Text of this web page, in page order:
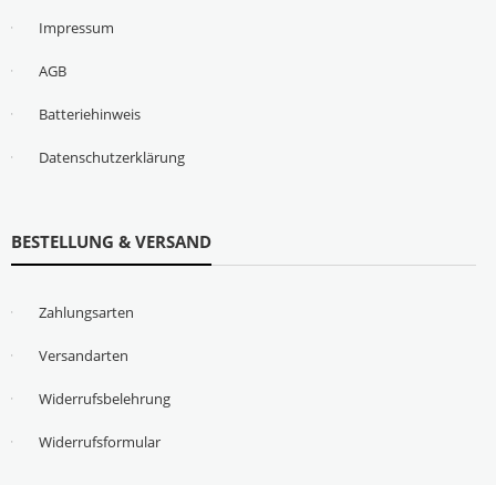
Impressum
AGB
Batteriehinweis
Datenschutzerklärung
BESTELLUNG & VERSAND
Zahlungsarten
Versandarten
Widerrufsbelehrung
Widerrufsformular